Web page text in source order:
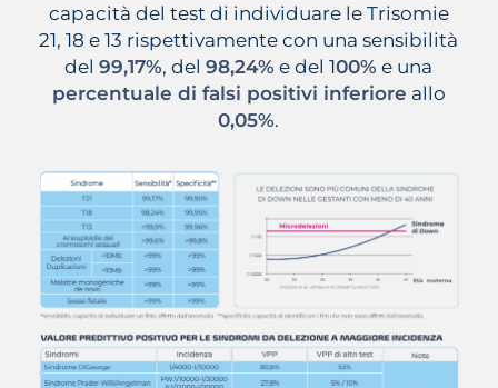
capacità del test di individuare le Trisomie
21, 18 e 13 rispettivamente con una sensibilità
del99,17%, del98,24% e del 100% e una
percentuale di falsi positivi inferiore allo
0,05%.